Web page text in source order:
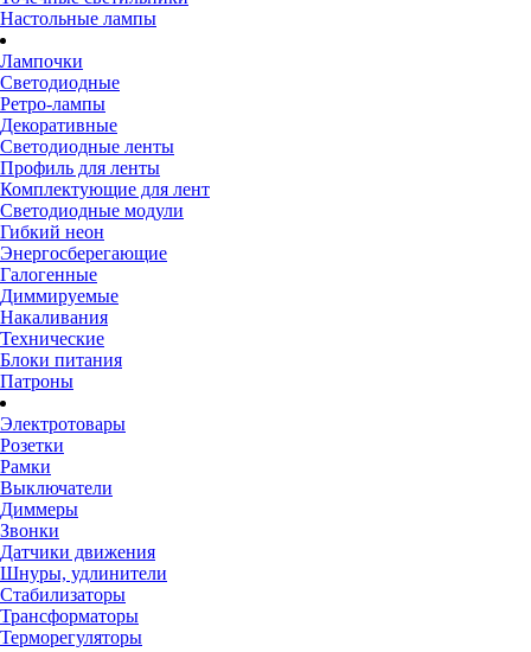
Настольные лампы
Лампочки
Светодиодные
Ретро-лампы
Декоративные
Светодиодные ленты
Профиль для ленты
Комплектующие для лент
Светодиодные модули
Гибкий неон
Энергосберегающие
Галогенные
Диммируемые
Накаливания
Технические
Блоки питания
Патроны
Электротовары
Розетки
Рамки
Выключатели
Диммеры
Звонки
Датчики движения
Шнуры, удлинители
Стабилизаторы
Трансформаторы
Терморегуляторы